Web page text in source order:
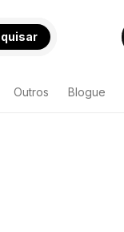
Outros Blogue